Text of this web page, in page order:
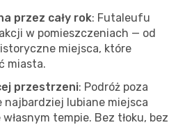
przez cały rok: Futaleufu
w pomieszczeniach — od
miejsca, które
miasta.
przestrzeni: Podróż poza
najbardziej lubiane miejsca
tempie. Bez tłoku, bez